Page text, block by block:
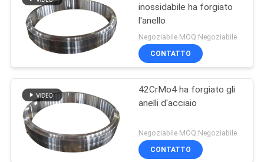
inossidabile ha forgiato
l'anello
Negoziabile MOQ:Negoziabile
CONTATTO
42CrMo4 ha forgiato gli
anelli d'acciaio
Negoziabile MOQ:Negoziabile
CONTATTO